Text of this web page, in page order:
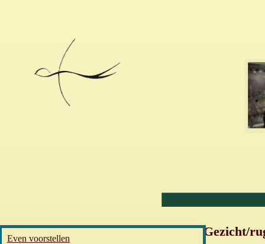
Gezicht/
Even voorstellen